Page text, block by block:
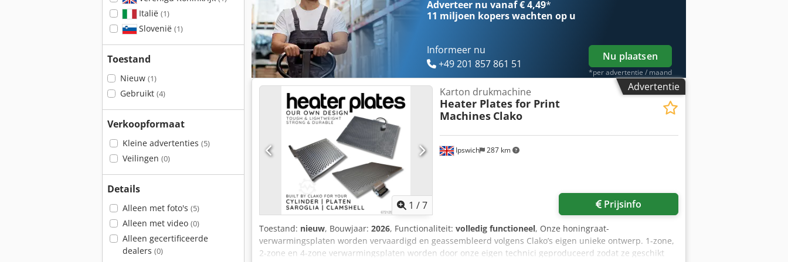
Italië (1)
Slovenië (1)
Toestand
Nieuw (1)
Gebruikt (4)
Verkoopformaat
Kleine advertenties (5)
Veilingen (0)
Details
Alleen met foto's (5)
Alleen met video (0)
Alleen gecertificeerde
dealers (0)
Adverteer nu vanaf € 4,49*
11 miljoen koperswachten op u
Informeer nu
+49 201 857 861 51
Nu plaatsen
*per advertentie / maand
Advertentie
1 /7
Ipswich 287 km
Karton drukmachine
Heater Plates for Print
Machines Clako
Prijsinfo
Toestand: nieuw, Bouwjaar: 2026, Functionaliteit: volledig functioneel, Onze honingraat-
verwarmingsplaten worden vervaardigd en geassembleerd volgens Clako’s eigen unieke ontwerp. 1-zone,
2-zone en 4-zone verwarmingsplaten worden door onze eigen technici geproduceerd zodat ze geschikt